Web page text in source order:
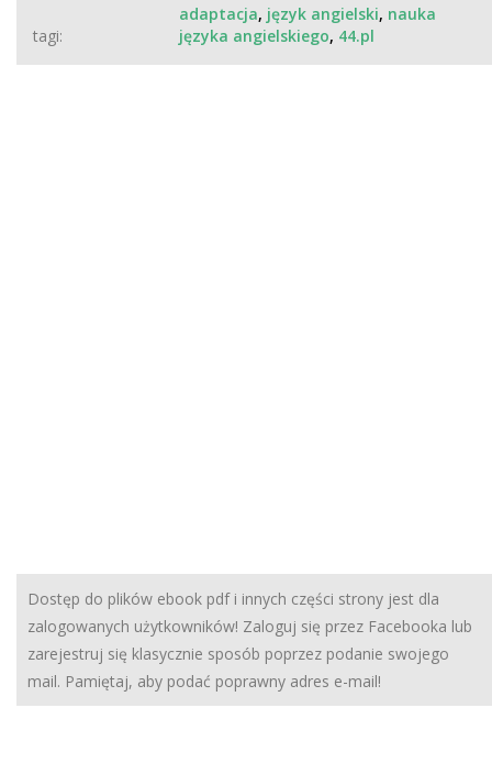
tagi:
adaptacja, język angielski, nauka
języka angielskiego, 44.pl
Dostęp do plików ebook pdf i innych części strony jest dla
zalogowanych użytkowników! Zaloguj się przez Facebooka lub
zarejestruj się klasycznie sposób poprzez podanie swojego
mail. Pamiętaj, aby podać poprawny adres e-mail!